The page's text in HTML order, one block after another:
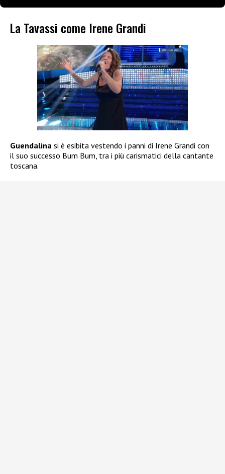
La Tavassi come Irene Grandi
Guendalina si è esibita vestendo i panni di Irene Grandi con
il suo successo Bum Bum, tra i più carismatici della cantante
toscana.